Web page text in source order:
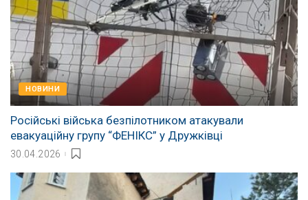
НОВИНИ
Російські війська безпілотником атакували
евакуаційну групу “ФЕНІКС” у Дружківці
30.04.2026